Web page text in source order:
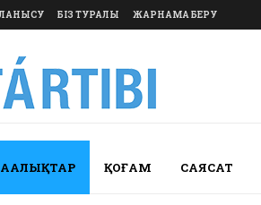
БІЗ ТУРАЛЫ ЖАРНАМА БЕРУ
ҚОҒАМ САЯСАТ